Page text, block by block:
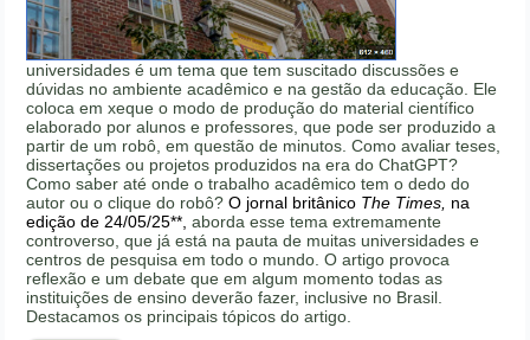
universidades é um tema que tem suscitado discussões e
dúvidas no ambiente acadêmico e na gestão da educação. Ele
coloca em xeque o modo de produção do material científico
elaborado por alunos e professores, que pode ser produzido a
partir de um robô, em questão de minutos. Como avaliar teses,
dissertações ou projetos produzidos na era do ChatGPT?
Como saber até onde o trabalho acadêmico tem o dedo do
autor ou o clique do robô?O jornal britânico The Times, na
edição de 24/05/25**, aborda esse tema extremamente
controverso, que já está na pauta de muitas universidades e
centros de pesquisa em todo o mundo. O artigo provoca
reflexão e um debate que em algum momento todas as
instituições de ensino deverão fazer, inclusive no Brasil.
Destacamos os principais tópicos do artigo.